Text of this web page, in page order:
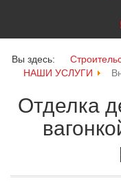
Вы здесь:
НАШИ УСЛУГИ
Отделка